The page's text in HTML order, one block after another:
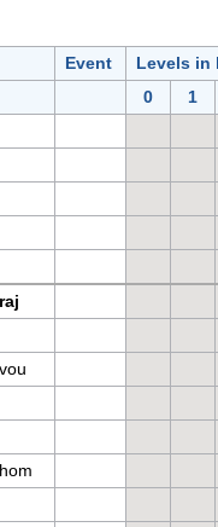
Event
Levels in
0
1